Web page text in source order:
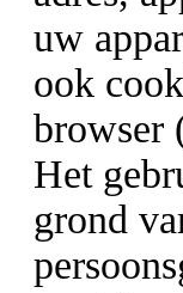
uw
ook
browser
Het
grond